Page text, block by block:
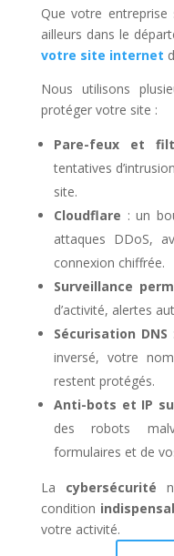
Que votre
ailleurs dans le
votre site internet
Nous utilisons
protéger votre site :
Pare-feux et
tentatives
site.
Cloudflare : un
attaques DDoS,
connexion chiffrée.
Surveillance
d’activité, alertes
Sécurisation DNS
inversé, votre
restent protégés.
Anti-bots et IP
des robots
formulaires et de
La cybersécurité
condition
votre activité.